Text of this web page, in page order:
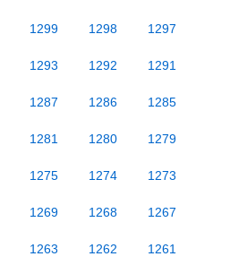
1299 1298 1297
1293 1292 1291
1287 1286 1285
1281 1280 1279
1275 1274 1273
1269 1268 1267
1263 1262 1261